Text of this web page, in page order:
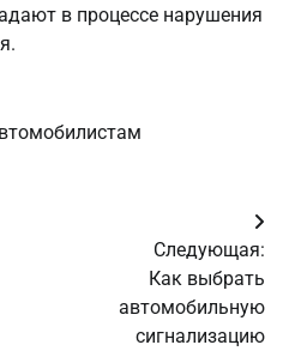
в процессе нарушения
Следующая:
Как выбрать
автомобильную
сигнализацию